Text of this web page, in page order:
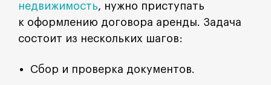
недвижимость, нужно приступать
к оформлению договора аренды. Задача
состоит из нескольких шагов:
Сбор и проверка документов.